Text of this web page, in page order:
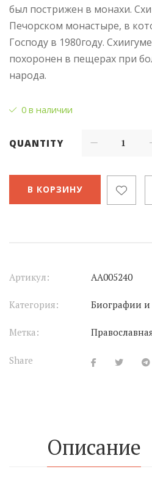
был пострижен в монахи.
Печорском монастыре, в
Господу в 1980году.
похоронен в пещерах при
народа.
0 в наличии
QUANTITY
В КОРЗИНУ
Артикул: АА005240
Категория: Биографии и
Метка:
Share
Описание